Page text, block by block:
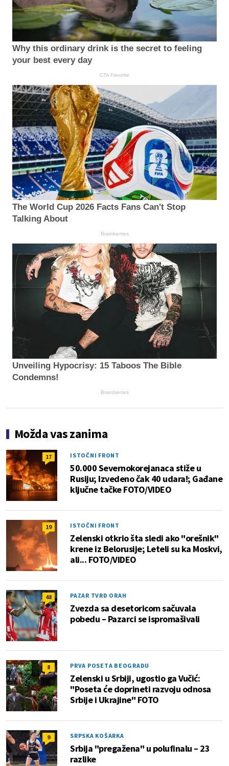
Why this ordinary drink is the secret to feeling
your best every day
CTA Favorite
The World Cup 2026 Facts Fans Can't Stop
Talking About
Brainberries
Unveiling Hypocrisy: 15 Taboos The Bible
Condemns!
Brainberries
Možda vas zanima
17 ISTOČNI FRONT
50.000 Severnokorejanaca stiže u
Rusiju; Izvedeno čak 40 udara!; Gađane
ključne tačke FOTO/VIDEO
19 ISTOČNI FRONT
Zelenski otkrio šta sledi ako "orešnik"
krene iz Belorusije; Leteli su ka Moskvi,
ali... FOTO/VIDEO
48 PAZAR TVRD ORAH
Zvezda sa desetoricom sačuvala
pobedu – Pazarci se ispromašivali
8 PRVA POSETA BEOGRADU
Zelenski u Srbiji, ugostio ga Vučić:
"Poseta će doprineti razvoju odnosa
Srbije i Ukrajine" FOTO
9 SRPSKA KOŠARKA
Srbija "pregažena" u polufinalu – 23
razlike